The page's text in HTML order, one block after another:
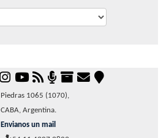
Piedras 1065 (1070),
CABA, Argentina.
Envianos un mail